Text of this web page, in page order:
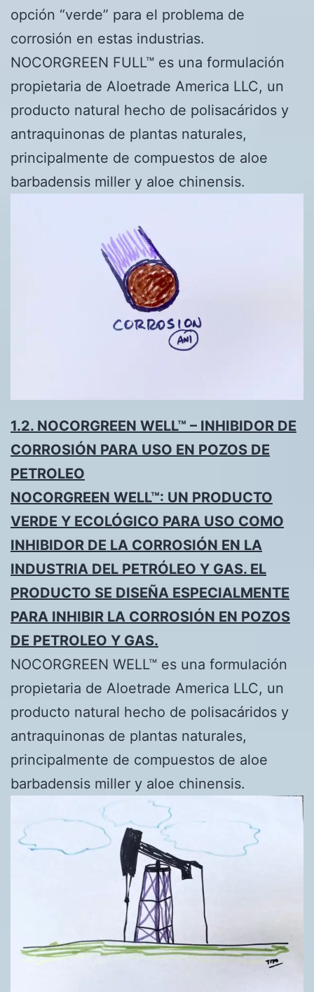
opción “verde” para el problema de
corrosión en estas industrias.
NOCORGREEN FULL™ es una formulación
propietaria de Aloetrade America LLC, un
producto natural hecho de polisacáridos y
antraquinonas de plantas naturales,
principalmente de compuestos de aloe
barbadensis miller y aloe chinensis.
1.2. NOCORGREEN WELL™ – INHIBIDOR DE
CORROSIÓN PARA USO EN POZOS DE
PETROLEO
NOCORGREEN WELL™: UN PRODUCTO
VERDE Y ECOLÓGICO PARA USO COMO
INHIBIDOR DE LA CORROSIÓN EN LA
INDUSTRIA DEL PETRÓLEO Y GAS. EL
PRODUCTO SE DISEÑA ESPECIALMENTE
PARA INHIBIR LA CORROSIÓN EN POZOS
DE PETROLEO Y GAS.
NOCORGREEN WELL™ es una formulación
propietaria de Aloetrade America LLC, un
producto natural hecho de polisacáridos y
antraquinonas de plantas naturales,
principalmente de compuestos de aloe
barbadensis miller y aloe chinensis.